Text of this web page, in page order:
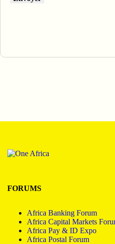
FORUMS
Africa Banking Forum
Africa Capital Markets
Africa Pay & ID Expo
Africa Postal Forum